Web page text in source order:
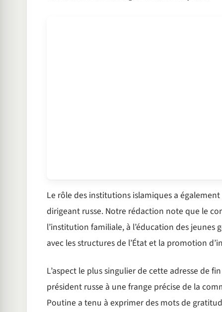
Le rôle des institutions islamiques a
dirigeant russe. Notre rédaction note que le
l’institution familiale, à l’éducation des
avec les structures de l’État et la promotion
L’aspect le plus singulier de cette adresse de
président russe à une frange précise de la
Poutine a tenu à exprimer des mots de